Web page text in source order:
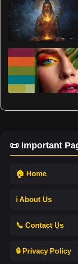
📜 Important
🏠 Home
ℹ️ About Us
📞 Contact Us
🔒 Privacy Policy